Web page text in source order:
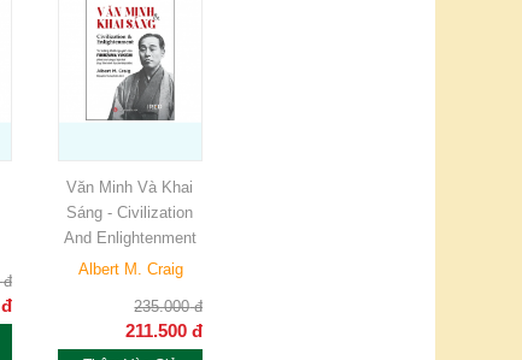
đ
đ
Văn Minh Và Khai
Sáng - Civilization
And Enlightenment
Albert M. Craig
235.000 đ
211.500 đ